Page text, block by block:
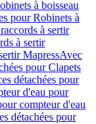
à boisseau
pour Robinets à
à sertir
à sertir
MapressAvec
pour Clapets
détachées pour
d'eau pour
compteur d'eau
détachées pour